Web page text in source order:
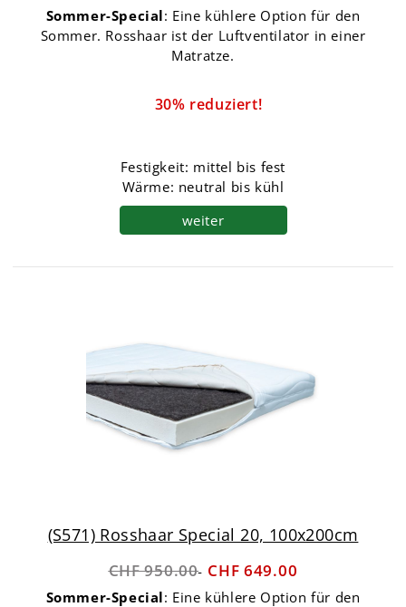
Sommer-Special: Eine kühlere Option für den
Sommer. Rosshaar ist der Luftventilator in einer
Matratze.
30% reduziert!
Festigkeit: mittel bis fest
Wärme: neutral bis kühl
weiter
(S571) Rosshaar Special 20, 100x200cm
CHF 950.00 CHF 649.00
Sommer-Special: Eine kühlere Option für den